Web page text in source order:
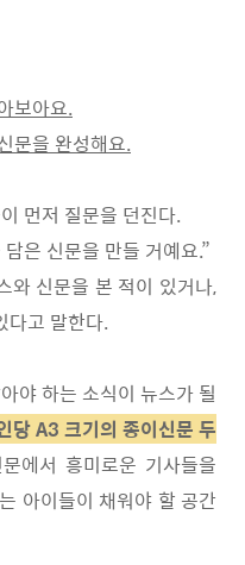
보아요.
문을 완성해요.
먼저 질문을 던진다.
은 신문을 만들 거예요.”
와 신문을 본 적이 있거나,
다고 말한다.
야 하는 소식이 뉴스가 될
당 A3 크기의 종이신문 두
에서 흥미로운 기사들을
아이들이 채워야 할 공간